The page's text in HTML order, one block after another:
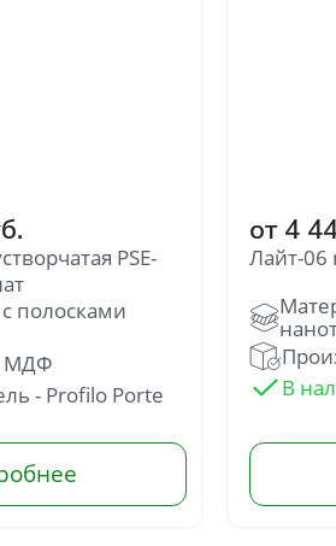
PSE-
полосками
- Profilo Porte
от 4
Лайт-06
Отправить
«Отправить», Вы
обработки